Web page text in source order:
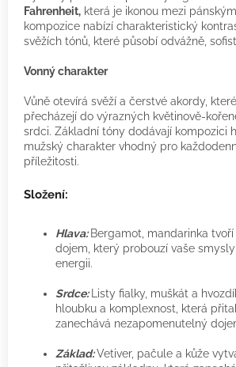
Fahrenheit, která je ikonou mezi
kompozice nabízí charakteristický
svěžích tónů, které působí odvážně,
Vonný charakter
Vůně otevírá svěží a čerstvé akordy,
přecházejí do výrazných květinově-
srdci. Základní tóny dodávají kompozici
mužský charakter vhodný pro
příležitosti.
Složení:
Hlava: Bergamot, mandarinka
dojem, který probouzí vaše
energii.
Srdce: Listy fialky, muškát a
hloubku a komplexnost, která
zanechává nezapomenutelný
Základ:Vetiver, pačule a kůže